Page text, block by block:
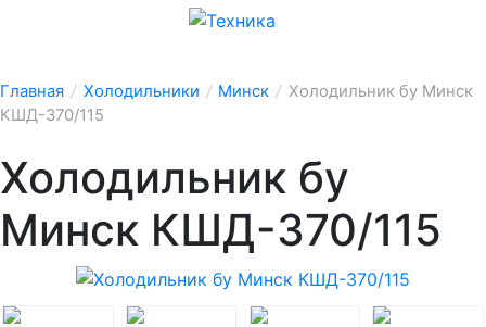
Главная / Холодильники / Минск / Холодильник бу Минск
КШД-370/115
Холодильник бу
Минск КШД-370/115